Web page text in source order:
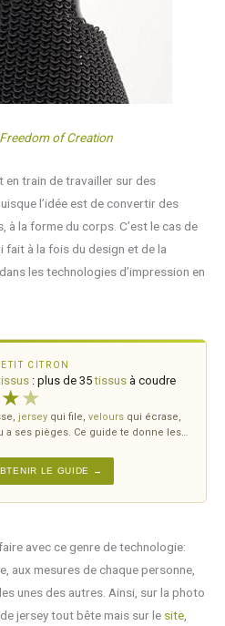
Freedom of Creation
en train de travailler sur des
l’idée est de convertir des
à la forme du corps. C’est le cas de
fait à la fois du design et de la
les technologies d’impression en
CITRON
: plus de 35tissus à coudre
★★
jersey qui file, velours qui écrase,
a ses pièges. Ce guide te donne les
LE GUIDE →
avec ce genre de technologie:
aux mesures de chaque personne,
unes des autres. Ainsi, sur la photo
jersey tout bête mais sur le site